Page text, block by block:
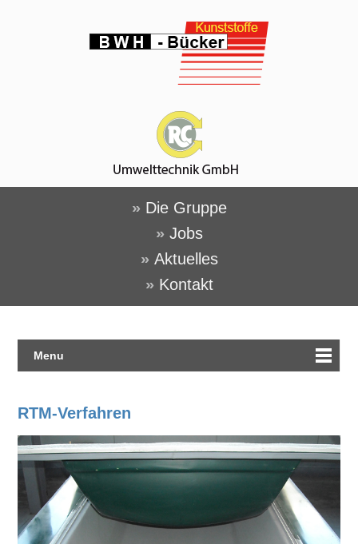
» Die Gruppe
» Jobs
» Aktuelles
» Kontakt
Menu
RTM-Verfahren